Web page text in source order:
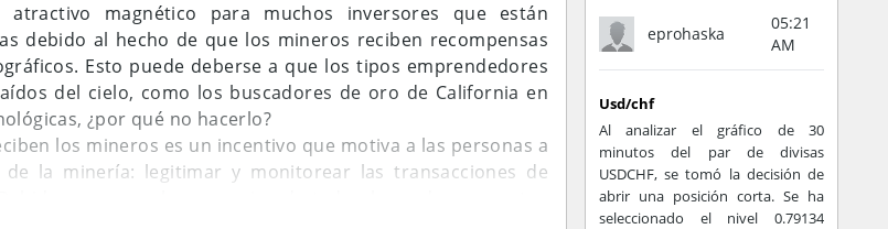
magnético para muchos inversores que están
debido al hecho de que los mineros reciben recompensas
Esto puede deberse a que los tipos emprendedores
del cielo, como los buscadores de oro de California en
¿por qué no hacerlo?
los mineros es un incentivo que motiva a las personas a
la minería: legitimar y monitorear las transacciones de
eprohaska
05:21
AM
Usd/chf
Al analizar el gráfico de 30
minutos del par de divisas
USDCHF, se tomó la decisión de
abrir una posición corta. Se ha
seleccionado el nivel 0.79134